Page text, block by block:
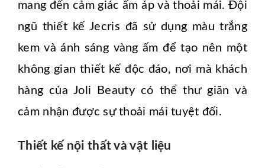
mang đến cảm giác ấm áp và thoải mái. Đội
ngũ thiết kế Jecris đã sử dụng màu trắng
kem và ánh sáng vàng ấm để tạo nên một
không gian thiết kế độc đáo, nơi mà khách
hàng của Joli Beauty có thể thư giãn và
cảm nhận được sự thoải mái tuyệt đối.
Thiết kế nội thất và vật liệu